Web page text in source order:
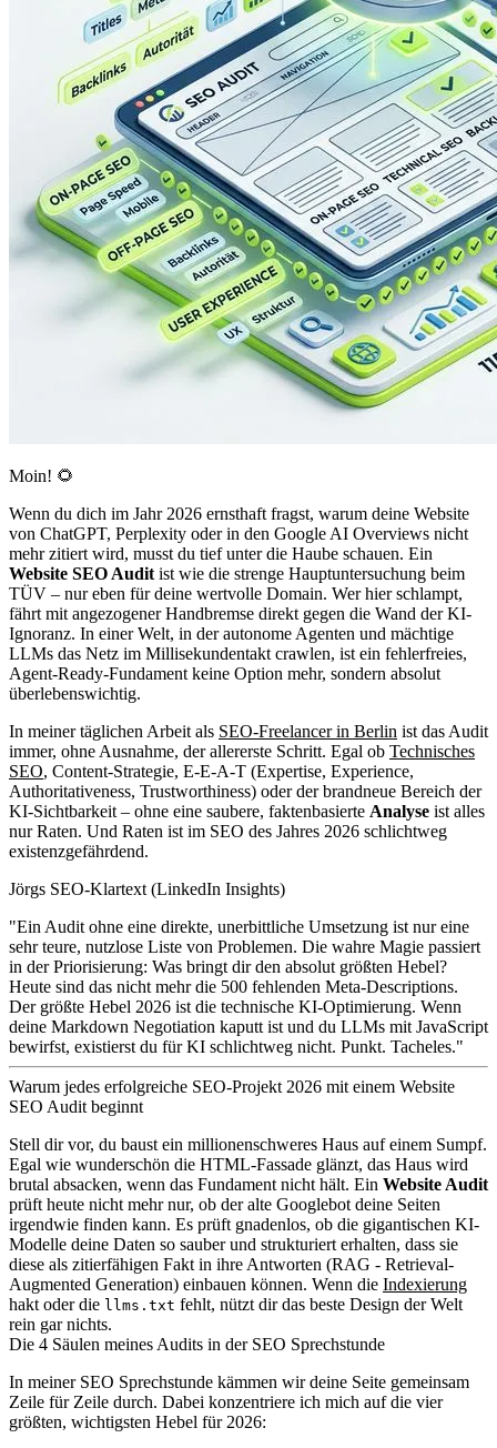
Moin! 🌻
Wenn du dich im Jahr 2026 ernsthaft fragst, warum deine Website
von ChatGPT, Perplexity oder in den Google AI Overviews nicht
mehr zitiert wird, musst du tief unter die Haube schauen. Ein
Website SEO Audit ist wie die strenge Hauptuntersuchung beim
TÜV – nur eben für deine wertvolle Domain. Wer hier schlampt,
fährt mit angezogener Handbremse direkt gegen die Wand der KI-
Ignoranz. In einer Welt, in der autonome Agenten und mächtige
LLMs das Netz im Millisekundentakt crawlen, ist ein fehlerfreies,
Agent-Ready-Fundament keine Option mehr, sondern absolut
überlebenswichtig.
In meiner täglichen Arbeit als SEO-Freelancer in Berlin ist das Audit
immer, ohne Ausnahme, der allererste Schritt. Egal ob Technisches
SEO, Content-Strategie, E-E-A-T (Expertise, Experience,
Authoritativeness, Trustworthiness) oder der brandneue Bereich der
KI-Sichtbarkeit – ohne eine saubere, faktenbasierte Analyse ist alles
nur Raten. Und Raten ist im SEO des Jahres 2026 schlichtweg
existenzgefährdend.
Jörgs SEO-Klartext (LinkedIn Insights)
"Ein Audit ohne eine direkte, unerbittliche Umsetzung ist nur eine
sehr teure, nutzlose Liste von Problemen. Die wahre Magie passiert
in der Priorisierung: Was bringt dir den absolut größten Hebel?
Heute sind das nicht mehr die 500 fehlenden Meta-Descriptions.
Der größte Hebel 2026 ist die technische KI-Optimierung. Wenn
deine Markdown Negotiation kaputt ist und du LLMs mit JavaScript
bewirfst, existierst du für KI schlichtweg nicht. Punkt. Tacheles."
Warum jedes erfolgreiche SEO-Projekt 2026 mit einem Website
SEO Audit beginnt
Stell dir vor, du baust ein millionenschweres Haus auf einem Sumpf.
Egal wie wunderschön die HTML-Fassade glänzt, das Haus wird
brutal absacken, wenn das Fundament nicht hält. Ein Website Audit
prüft heute nicht mehr nur, ob der alte Googlebot deine Seiten
irgendwie finden kann. Es prüft gnadenlos, ob die gigantischen KI-
Modelle deine Daten so sauber und strukturiert erhalten, dass sie
diese als zitierfähigen Fakt in ihre Antworten (RAG - Retrieval-
Augmented Generation) einbauen können. Wenn die Indexierung
hakt oder die llms.txt fehlt, nützt dir das beste Design der Welt
rein gar nichts.
Die 4 Säulen meines Audits in der SEO Sprechstunde
In meiner SEO Sprechstunde kämmen wir deine Seite gemeinsam
Zeile für Zeile durch. Dabei konzentriere ich mich auf die vier
größten, wichtigsten Hebel für 2026: